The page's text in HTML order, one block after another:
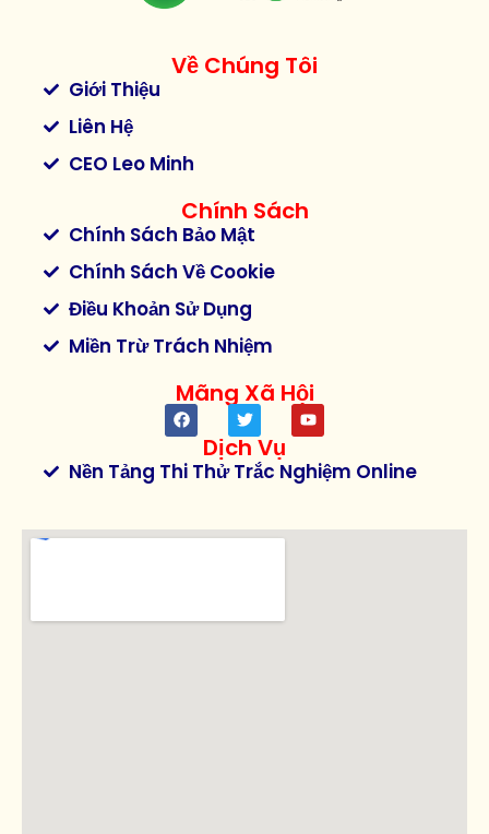
Về Chúng Tôi
Giới Thiệu
Liên Hệ
CEO Leo Minh
Chính Sách
Chính Sách Bảo Mật
Chính Sách Về Cookie
Điều Khoản Sử Dụng
Miền Trừ Trách Nhiệm
Mãng Xã Hội
Dịch Vụ
Nền Tảng Thi Thử Trắc Nghiệm Online